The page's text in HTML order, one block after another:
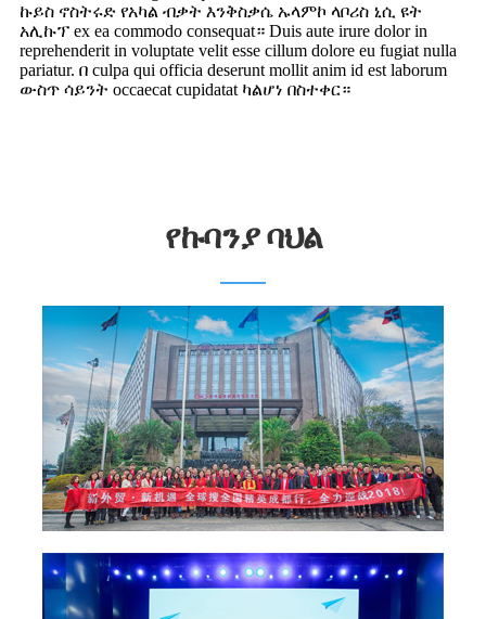
ኩይስ ኖስትሩድ የአካል ብቃት እንቅስቃሴ ኡላምኮ ላቦሪስ ኒሲ ዩት
አሊኩፕ ex ea commodo consequat። Duis aute irure dolor in
reprehenderit in voluptate velit esse cillum dolore eu fugiat nulla
pariatur. በ culpa qui officia deserunt mollit anim id est laborum
ውስጥ ሳይንት occaecat cupidatat ካልሆነ በስተቀር።
የኩባንያ ባህል